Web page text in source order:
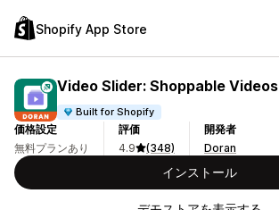
Shopify App Store
Video Slider: Shoppable Videos
Built for Shopify
価格設定
無料プランあり
評価
4.9
(348)
開発者
Doran
インストール